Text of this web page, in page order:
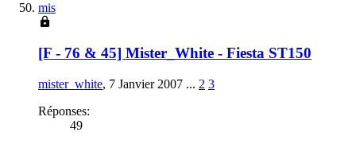
mis
[F - 76 & 45] Mister_White - Fiesta ST150
mister_white, 7 Janvier 2007 ... 2 3
Réponses:
49